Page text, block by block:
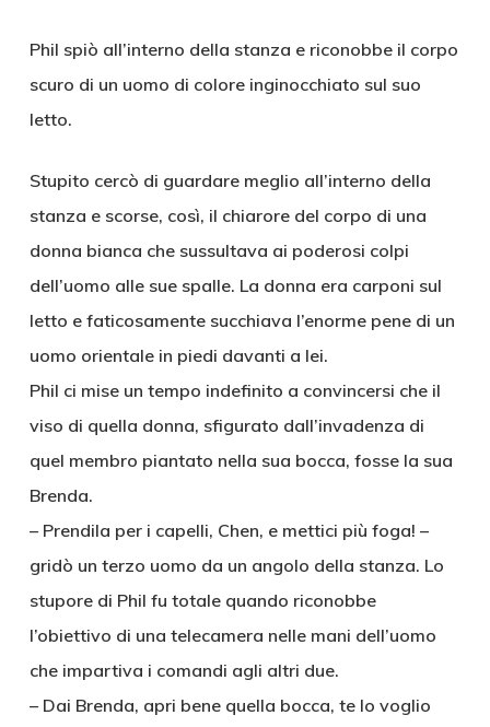
Phil spiò all’interno della stanza e riconobbe il corpo
scuro di un uomo di colore inginocchiato sul suo
letto.
Stupito cercò di guardare meglio all’interno della
stanza e scorse, così, il chiarore del corpo di una
donna bianca che sussultava ai poderosi colpi
dell’uomo alle sue spalle. La donna era carponi sul
letto e faticosamente succhiava l’enorme pene di un
uomo orientale in piedi davanti a lei.
Phil ci mise un tempo indefinito a convincersi che il
viso di quella donna, sfigurato dall’invadenza di
quel membro piantato nella sua bocca, fosse la sua
Brenda.
– Prendila per i capelli, Chen, e mettici più foga! –
gridò un terzo uomo da un angolo della stanza. Lo
stupore di Phil fu totale quando riconobbe
l’obiettivo di una telecamera nelle mani dell’uomo
che impartiva i comandi agli altri due.
– Dai Brenda, apri bene quella bocca, te lo voglio